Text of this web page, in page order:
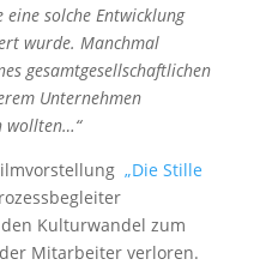
solche Entwicklung
wurde. Manchmal
gesamtgesellschaftlichen
Unternehmen
wollten…“
„Die Stille
Kulturwandel zum
Mitarbeiter verloren.